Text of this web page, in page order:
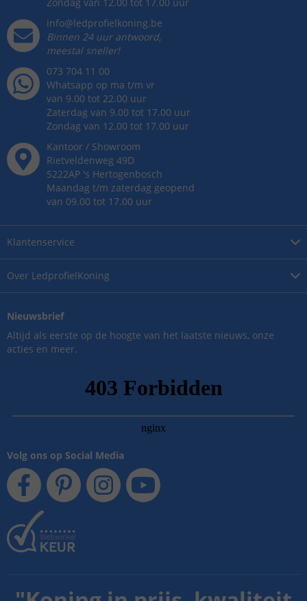
Over LedprofielKoning
Klantenservice
info@ledprofielkoning.be
Binnen 24 uur antwoord,
meestal sneller!
073 704 11 00
Whatsapp op ma t/m vr
van 9.00 tot 22.00 uur
Zaterdag van 9.00 tot 17.00 uur
Zondag van 12.00 tot 17.00 uur
Kantoor / Showroom
Rietveldenweg 49D
5222AP 's Hertogenbosch
Maandag t/m zaterdag geopend
van 09.00 tot 17.00 uur
Nieuwsbrief
Altijd als eerste op de hoogte van het laatste nieuws, onze
acties en meer.
Volg ons op Social Media